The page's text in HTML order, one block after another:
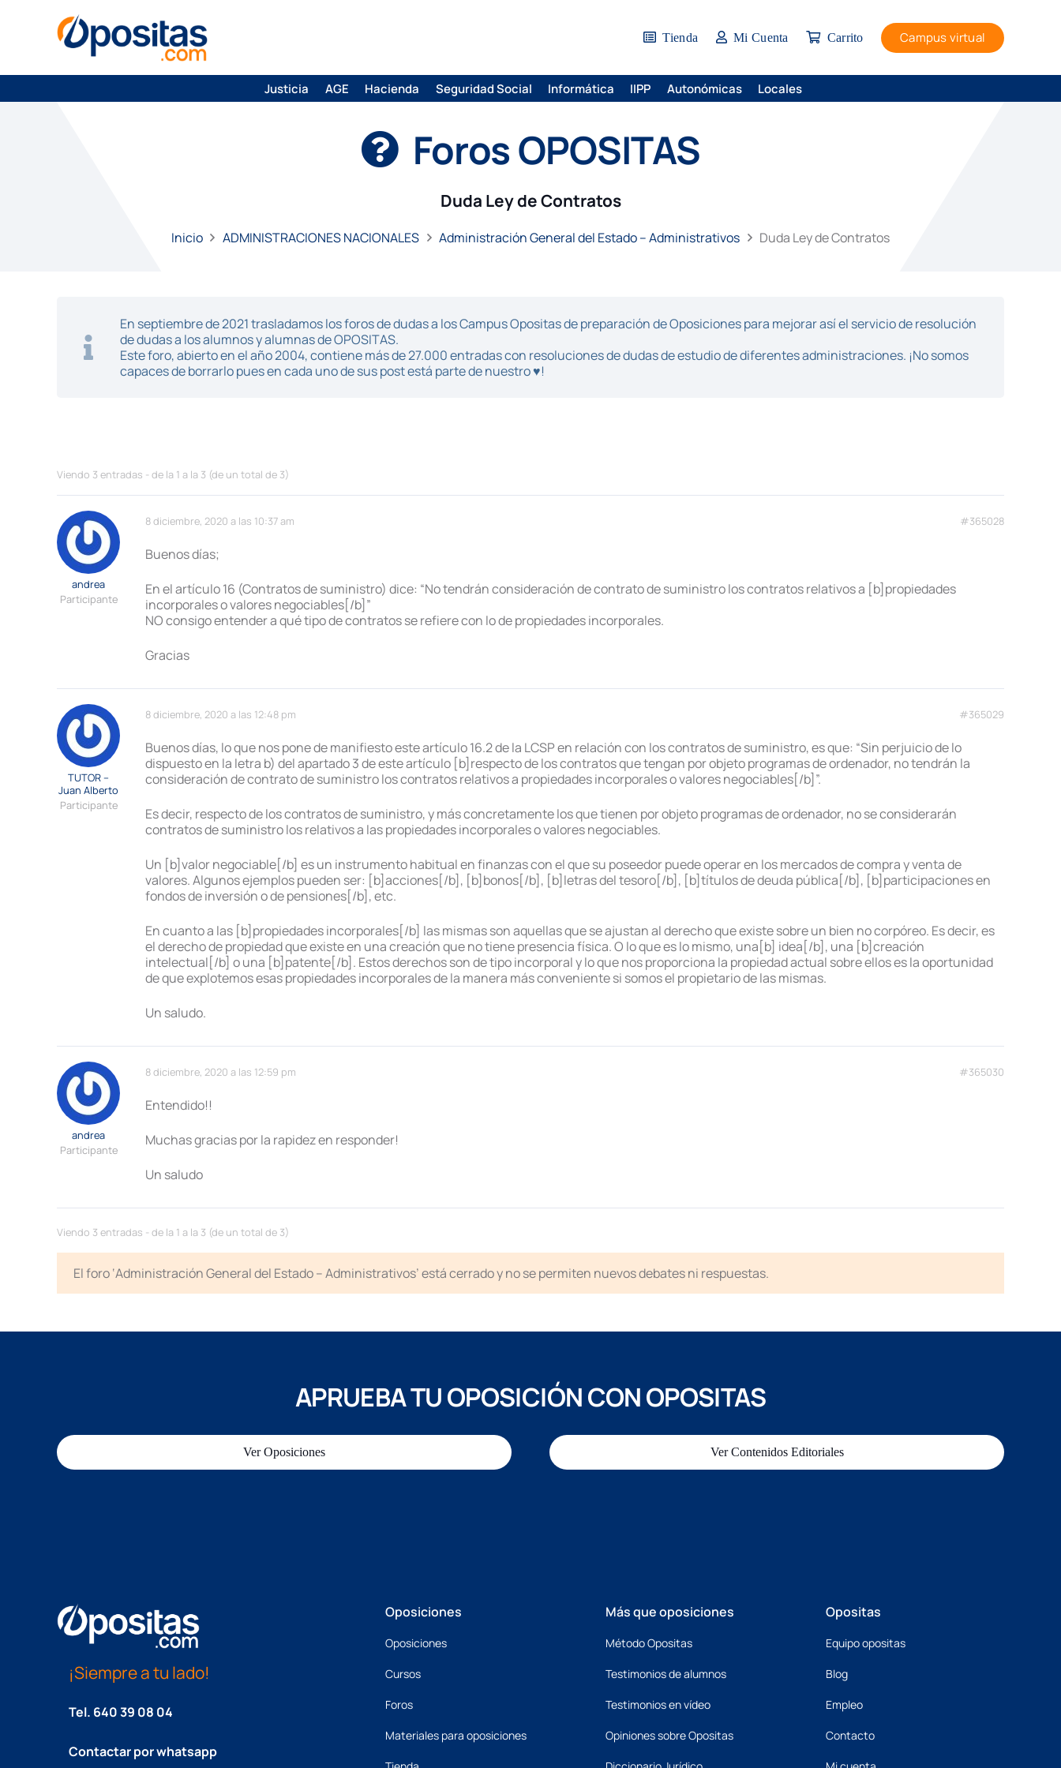
Tienda Mi Cuenta Carrito Campus virtual
Justicia AGE Hacienda Seguridad Social Informática IIPP Autonómicas Locales
Foros OPOSITAS
Duda Ley de Contratos
Inicio ADMINISTRACIONES NACIONALES Administración General del Estado – Administrativos Duda Ley de Contratos
En septiembre de 2021 trasladamos los foros de dudas a los Campus Opositas de preparación de Oposiciones para mejorar así el servicio de resolución
de dudas a los alumnos y alumnas de OPOSITAS.
Este foro, abierto en el año 2004, contiene más de 27.000 entradas con resoluciones de dudas de estudio de diferentes administraciones. ¡No somos
capaces de borrarlo pues en cada uno de sus post está parte de nuestro ♥!
Viendo 3 entradas - de la 1 a la 3 (de un total de 3)
8 diciembre, 2020 a las 10:37 am #365028
andrea
Participante
Buenos días;
En el artículo 16 (Contratos de suministro) dice: “No tendrán consideración de contrato de suministro los contratos relativos a [b]propiedades
incorporales o valores negociables[/b]”
NO consigo entender a qué tipo de contratos se refiere con lo de propiedades incorporales.
Gracias
8 diciembre, 2020 a las 12:48 pm #365029
TUTOR –
Juan Alberto
Participante
Buenos días, lo que nos pone de manifiesto este artículo 16.2 de la LCSP en relación con los contratos de suministro, es que: “Sin perjuicio de lo
dispuesto en la letra b) del apartado 3 de este artículo [b]respecto de los contratos que tengan por objeto programas de ordenador, no tendrán la
consideración de contrato de suministro los contratos relativos a propiedades incorporales o valores negociables[/b]”.
Es decir, respecto de los contratos de suministro, y más concretamente los que tienen por objeto programas de ordenador, no se considerarán
contratos de suministro los relativos a las propiedades incorporales o valores negociables.
Un [b]valor negociable[/b] es un instrumento habitual en finanzas con el que su poseedor puede operar en los mercados de compra y venta de
valores. Algunos ejemplos pueden ser: [b]acciones[/b], [b]bonos[/b], [b]letras del tesoro[/b], [b]títulos de deuda pública[/b], [b]participaciones en
fondos de inversión o de pensiones[/b], etc.
En cuanto a las [b]propiedades incorporales[/b] las mismas son aquellas que se ajustan al derecho que existe sobre un bien no corpóreo. Es decir, es
el derecho de propiedad que existe en una creación que no tiene presencia física. O lo que es lo mismo, una[b] idea[/b], una [b]creación
intelectual[/b] o una [b]patente[/b]. Estos derechos son de tipo incorporal y lo que nos proporciona la propiedad actual sobre ellos es la oportunidad
de que explotemos esas propiedades incorporales de la manera más conveniente si somos el propietario de las mismas.
Un saludo.
8 diciembre, 2020 a las 12:59 pm #365030
andrea
Participante
Entendido!!
Muchas gracias por la rapidez en responder!
Un saludo
Viendo 3 entradas - de la 1 a la 3 (de un total de 3)
El foro ‘Administración General del Estado – Administrativos’ está cerrado y no se permiten nuevos debates ni respuestas.
APRUEBA TU OPOSICIÓN CON OPOSITAS
Ver Oposiciones Ver Contenidos Editoriales
¡Siempre a tu lado!
Tel. 640 39 08 04
Contactar por whatsapp
Oposiciones
Oposiciones
Cursos
Foros
Materiales para oposiciones
Más que oposiciones
Método Opositas
Testimonios de alumnos
Testimonios en vídeo
Opiniones sobre Opositas
Opositas
Equipo opositas
Blog
Empleo
Contacto